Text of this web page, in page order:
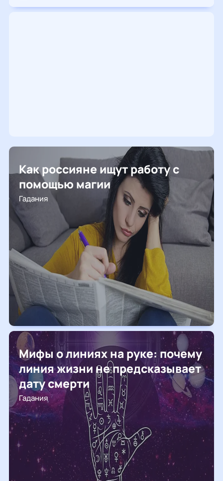
Как россияне ищут работу с
помощью магии
Гадания
Мифы о линиях на руке: почему
линия жизни не предсказывает
дату смерти
Гадания